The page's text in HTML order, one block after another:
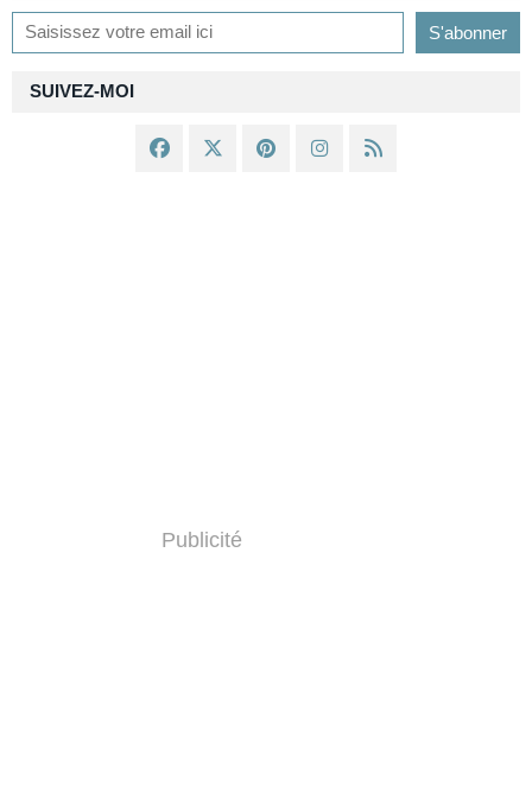
SUIVEZ-MOI
Publicité